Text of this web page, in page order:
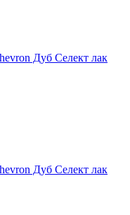
Дуб Селект лак
Дуб Селект лак